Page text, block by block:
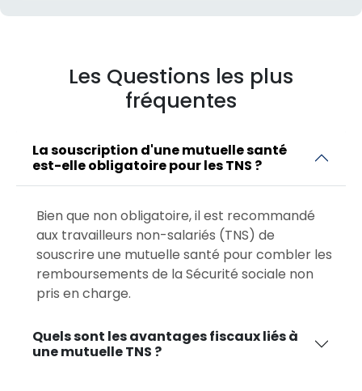
Les Questions les plus
fréquentes
La souscription d'une mutuelle santé
est-elle obligatoire pour les TNS ?
Bien que non obligatoire, il est recommandé
aux travailleurs non-salariés (TNS) de
souscrire une mutuelle santé pour combler les
remboursements de la Sécurité sociale non
pris en charge.
Quels sont les avantages fiscaux liés à
une mutuelle TNS ?